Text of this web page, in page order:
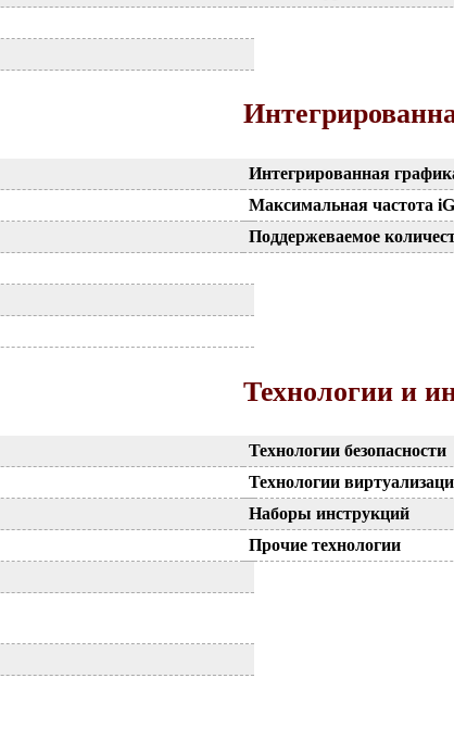
Интегрированная
Максимальная частота
Поддержеваемое
Технологии и
Технологии безопасности
Технологии
Наборы инструкций
Прочие технологии